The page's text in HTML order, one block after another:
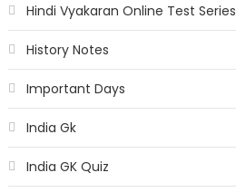
Hindi Vyakaran Online Test Series
History Notes
Important Days
India Gk
India GK Quiz